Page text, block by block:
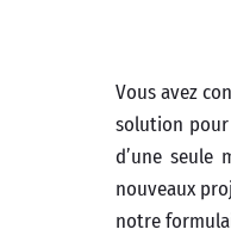
Vous avez
solution
d’une seule
nouveaux
notre